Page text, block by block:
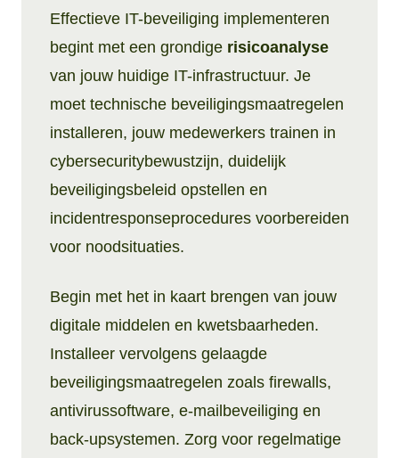
Effectieve IT-beveiliging implementeren
begint met een grondige risicoanalyse
van jouw huidige IT-infrastructuur. Je
moet technische beveiligingsmaatregelen
installeren, jouw medewerkers trainen in
cybersecuritybewustzijn, duidelijk
beveiligingsbeleid opstellen en
incidentresponseprocedures voorbereiden
voor noodsituaties.
Begin met het in kaart brengen van jouw
digitale middelen en kwetsbaarheden.
Installeer vervolgens gelaagde
beveiligingsmaatregelen zoals firewalls,
antivirussoftware, e-mailbeveiliging en
back-upsystemen. Zorg voor regelmatige